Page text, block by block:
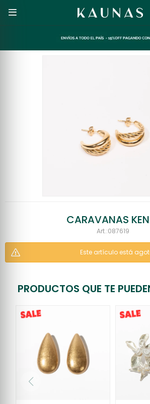

CARAVANAS
087619
Este artículo está
PRODUCTOS QUE TE